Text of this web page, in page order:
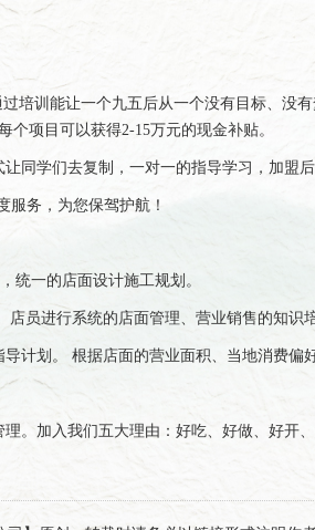
训能让一个九五后从一个没有目标、没
项目可以获得2-15万元的现金补贴。
学们去复制，一对一的指导学习，加盟后
务，为您保驾护航！
一的店面设计施工规划。
进行系统的店面管理、营业销售的知识培
划。 根据店面的营业面积、当地消费偏
。加入我们五大理由：好吃、好做、好开